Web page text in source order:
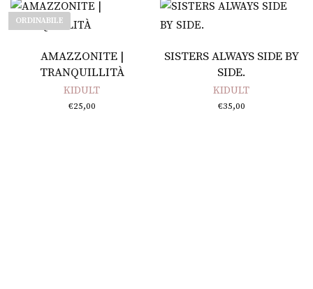
ORDINABILE
Leggi tutto
AMAZZONITE |
TRANQUILLITÀ
KIDULT
€25,00
Aggiungi al carrello
SISTERS ALWAYS SIDE BY
SIDE.
KIDULT
€35,00